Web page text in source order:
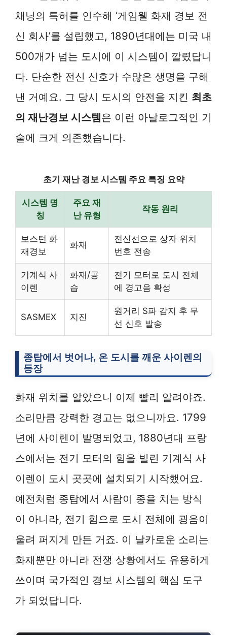
채닝의 특허를 인수해 ‘게임웰 화재 경보 전
신 회사’를 설립했고, 1890년대에는 미국 내
500개가 넘는 도시에 이 시스템이 깔렸답니
다. 단순한 전신 신호가 수많은 생명을 구해
낸 거예요. 그 당시 도시의 안전을 지킨 최초
의 재난경보 시스템은 이런 아날로그적인 기
술에 크게 의존했습니다.
초기 재난 경보 시스템 주요 특징 요약
시스템 명
칭
주요 재
난 유형
작동 원리
보스턴 화
재경보
화재
전신선으로 상자 위치
번호 전송
기계식 사
이렌
화재/공
습
전기 모터로 도시 전체
에 경고음 확성
SASMEX 지진
원거리 S파 감지 후 무
선 신호 발송
종탑에서 벗어나, 온 도시를 깨운 사이렌의
등장
화재 위치를 알았으니 이제 빨리 알려야죠.
소리만큼 강력한 경고는 없으니까요. 1799
년에 사이렌이 발명되었고, 1880년대 프랑
스에서는 전기 모터의 힘을 빌린 기계식 사
이렌이 도시 곳곳에 설치되기 시작했어요.
예전처럼 종탑에서 사람이 종을 치는 방식
이 아니라, 전기 힘으로 도시 전체에 굉음이
울려 퍼지게 만든 거죠. 이 날카로운 소리는
화재뿐만 아니라 전쟁 상황에서도 유용하게
쓰이며 국가적인 경보 시스템의 핵심 도구
가 되었답니다.